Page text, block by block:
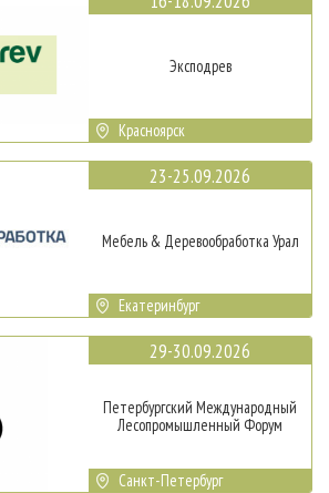
Эксподрев
Красноярск
23-25.09.2026
Мебель & Деревообработка Урал
Екатеринбург
29-30.09.2026
Петербургский Международный
Лесопромышленный Форум
Санкт-Петербург